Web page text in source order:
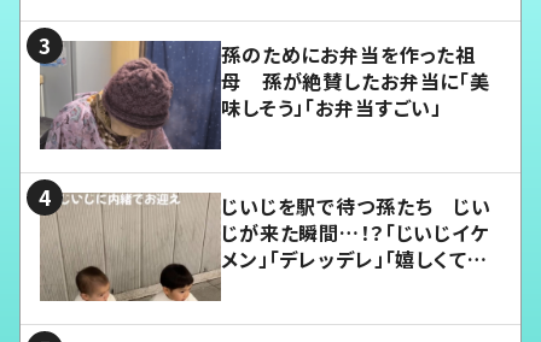
孫のためにお弁当を作った祖
母 孫が絶賛したお弁当に「美
味しそう」「お弁当すごい」
じいじを駅で待つ孫たち じい
じが来た瞬間…！？「じいじイケ
メン」「デレッデレ」「嬉しくて可